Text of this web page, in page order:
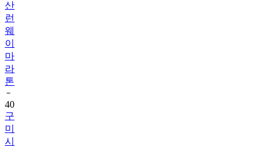
산
런
웨
이
마
라
톤
40
구
미
시